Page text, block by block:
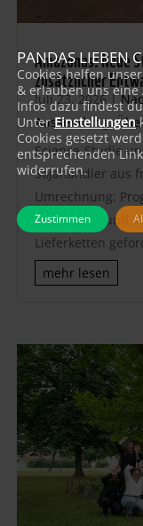
Amazonas: Neue
zusätzlicher
Juli 23, 2026|
Aussendung,
Science-Studie
Sojahändler aus
Umrechnung:
entspricht rund
Lieferketten
mehr lesen
PANDAS LIEBEN
Cookies helfen
& erlauben uns eine
Infos dazu findest
UnterEinstellungen
Cookies gesetzt
entsprechenden
widerrufen.
Zustimmen